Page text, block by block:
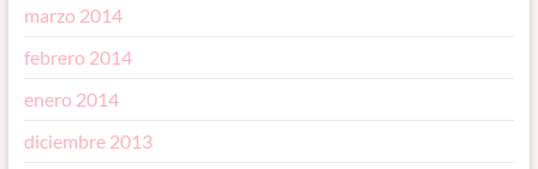
marzo 2014
febrero 2014
enero 2014
diciembre 2013